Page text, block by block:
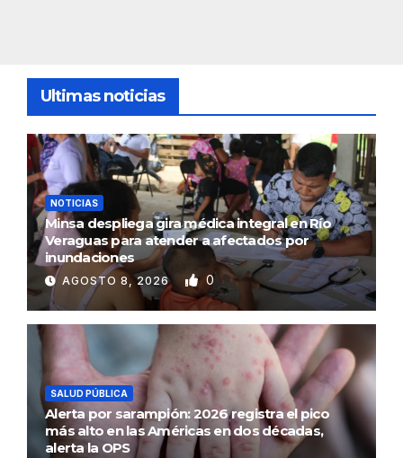
Ultimas noticias
NOTICIAS
Minsa despliega gira médica integral en Río
Veraguas para atender a afectados por
inundaciones
AGOSTO 8, 2026 0
SALUD PÚBLICA
Alerta por sarampión: 2026 registra el pico
más alto en las Américas en dos décadas,
alerta la OPS